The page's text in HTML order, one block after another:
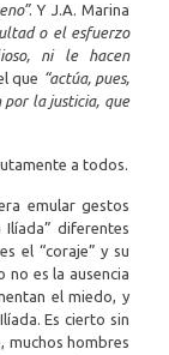
. Y J.A. Marina
o el esfuerzo
ni le hacen
que “actúa, pues,
por la justicia, que
a todos.
emular gestos
Ilíada” diferentes
el “coraje” y su
no es la ausencia
el miedo, y
Es cierto sin
muchos hombres